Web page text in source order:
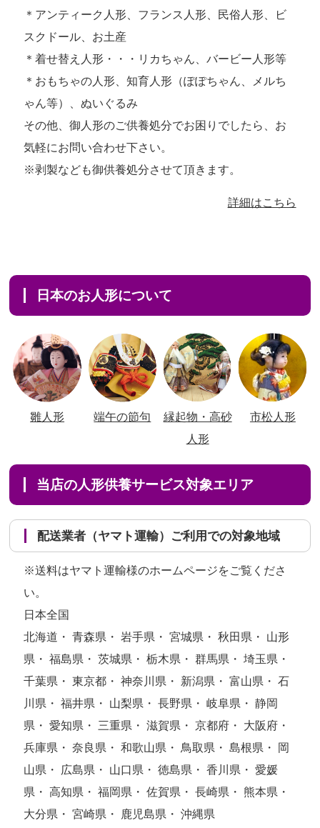
＊アンティーク人形、フランス人形、民俗人形、ビ
スクドール、お土産
＊着せ替え人形・・・リカちゃん、バービー人形等
＊おもちゃの人形、知育人形（ぽぽちゃん、メルち
ゃん等）、ぬいぐるみ
その他、御人形のご供養処分でお困りでしたら、お
気軽にお問い合わせ下さい。
※剥製なども御供養処分させて頂きます。
詳細はこちら
日本のお人形について
雛人形 端午の節句
縁起物・高砂
人形
市松人形
当店の人形供養サービス対象エリア
配送業者（ヤマト運輸）ご利用での対象地域
※送料はヤマト運輸様のホームページをご覧くださ
い。
日本全国
北海道・ 青森県・ 岩手県・ 宮城県・ 秋田県・ 山形
県・ 福島県・ 茨城県・ 栃木県・ 群馬県・ 埼玉県・
千葉県・ 東京都・ 神奈川県・ 新潟県・ 富山県・ 石
川県・ 福井県・ 山梨県・ 長野県・ 岐阜県・ 静岡
県・ 愛知県・ 三重県・ 滋賀県・ 京都府・ 大阪府・
兵庫県・ 奈良県・ 和歌山県・ 鳥取県・ 島根県・ 岡
山県・ 広島県・ 山口県・ 徳島県・ 香川県・ 愛媛
県・ 高知県・ 福岡県・ 佐賀県・ 長崎県・ 熊本県・
大分県・ 宮崎県・ 鹿児島県・ 沖縄県